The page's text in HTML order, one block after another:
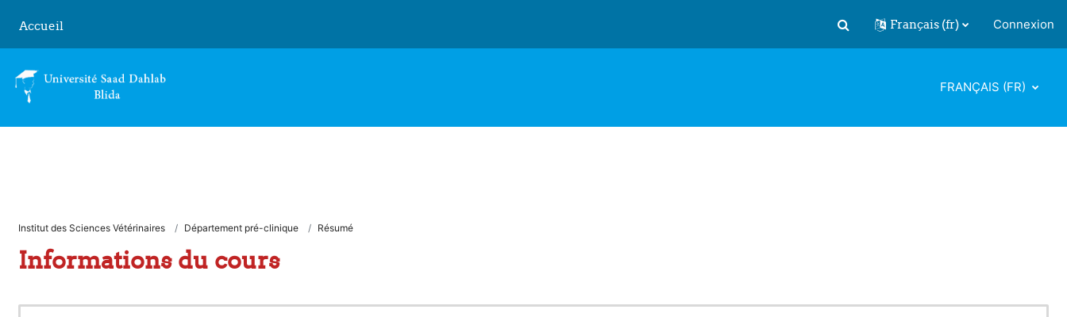
Accueil
Activer/désactiver la saisie de
Français ‎(fr)‎ Connexion
FRANÇAIS ‎(FR)‎
Institut des Sciences Vétérinaires Département pré-clinique Résumé
Informations du cours